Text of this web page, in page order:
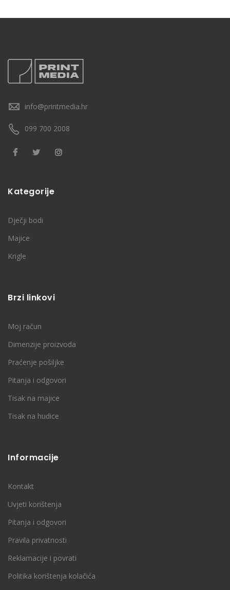
info@printmedia.hr
099 700 2008
Kategorije
Dječji bodi
Majice
Krigle
Brzi linkovi
Moj račun
Dimenzije proizvoda
Praćenje pošiljke
Pitanja i odgovori
Tisak na majice
Tisak na hudice
Informacije
Kontakt
Uvjeti korištenja
Pitanja i odgovori
Pravila privatnosti
Reklamacije i povrati
Politika korištenja kolačića